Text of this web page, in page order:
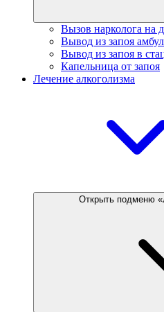
Вызов нарколога на
Вывод из запоя
Вывод из запоя в
Капельница от запоя
Лечение алкоголизма
Открыть подменю